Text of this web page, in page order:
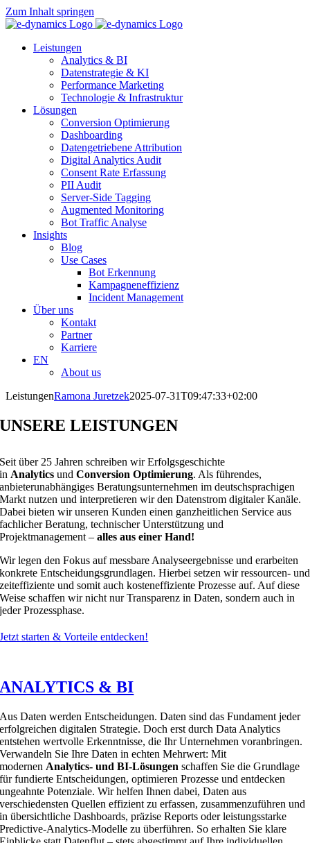
Zum Inhalt springen
Leistungen
Analytics & BI
Datenstrategie & KI
Performance Marketing
Technologie & Infrastruktur
Lösungen
Conversion Optimierung
Dashboarding
Datengetriebene Attribution
Digital Analytics Audit
Consent Rate Erfassung
PII Audit
Server-Side Tagging
Augmented Monitoring
Bot Traffic Analyse
Insights
Blog
Use Cases
Bot Erkennung
Kampagneneffizienz
Incident Management
Über uns
Kontakt
Partner
Karriere
EN
About us
LeistungenRamona Juretzek2025-07-31T09:47:33+02:00
UNSERE LEISTUNGEN
Seit über 25 Jahren schreiben wir Erfolgsgeschichte
in Analytics undConversion Optimierung. Als führendes,
anbieterunabhängiges Beratungsunternehmen im deutschsprachigen
Markt nutzen und interpretieren wir den Datenstrom digitaler Kanäle.
Dabei bieten wir unseren Kunden einen ganzheitlichen Service aus
fachlicher Beratung, technischer Unterstützung und
Projektmanagement –alles aus einer Hand!
Wir legen den Fokus auf messbare Analyseergebnisse und erarbeiten
konkrete Entscheidungsgrundlagen. Hierbei setzen wir ressourcen- und
zeiteffiziente und somit auch kosteneffiziente Prozesse auf. Auf diese
Weise schaffen wir nicht nur Transparenz in Daten, sondern auch in
jeder Prozessphase.
Jetzt starten & Vorteile entdecken!
ANALYTICS & BI
Aus Daten werden Entscheidungen. Daten sind das Fundament jeder
erfolgreichen digitalen Strategie. Doch erst durch Data Analytics
entstehen wertvolle Erkenntnisse, die Ihr Unternehmen voranbringen.
Verwandeln Sie Ihre Daten in echten Mehrwert: Mit
modernen Analytics- und BI-Lösungen schaffen Sie die Grundlage
für fundierte Entscheidungen, optimieren Prozesse und entdecken
ungeahnte Potenziale. Wir helfen Ihnen dabei, Daten aus
verschiedensten Quellen effizient zu erfassen, zusammenzuführen und
in übersichtliche Dashboards, präzise Reports oder leistungsstarke
Predictive-Analytics-Modelle zu überführen. So erhalten Sie klare